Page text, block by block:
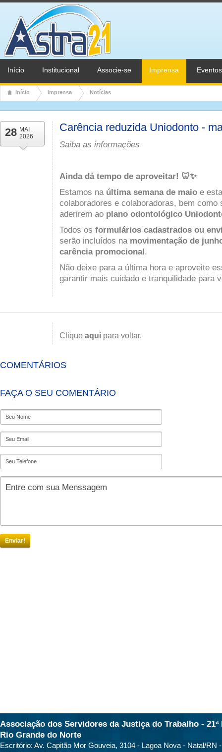
Início Institucional Associe-se Imprensa Eventos
Início Imprensa Notícias
28 MAI
2026
Carência reduzida Uniodonto -
Saiba as informações
Ainda dá tempo de aproveitar! 🦷✨
Estamos na última semana de maio e
colaboradores e colaboradoras, bem como
aderirem ao plano odontológico
Todos os formulários cadastrados ou
serão incluídos na movimentação de
carência promocional.
Não deixe para a última hora e aproveite
garantir mais cuidado e tranquilidade para
Clique aqui para voltar.
COMENTÁRIOS
FAÇA O SEU COMENTÁRIO
Enviar!
Associação dos Servidores da Justiça do Trabalho - 21ª
Rio Grande do Norte
Escritório: Av. Capitão Mor Gouveia, 3104 - Lagoa Nova - Natal/RN